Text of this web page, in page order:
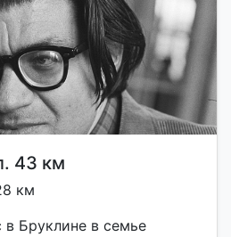
43 км
км
в Бруклине в семье